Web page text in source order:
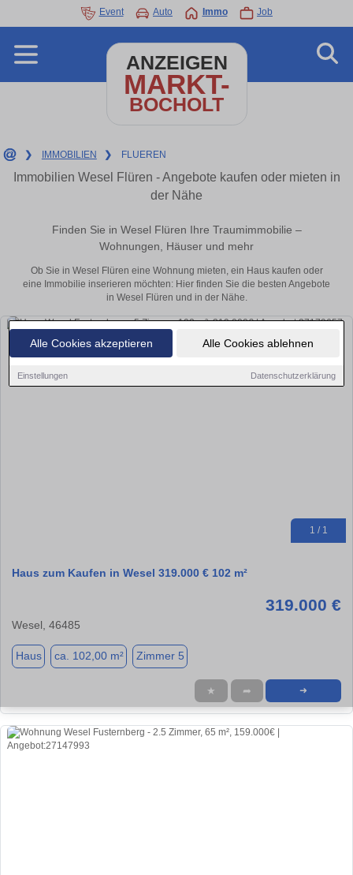
Alle Cookies akzeptieren Alle Cookies ablehnen
Einstellungen Datenschutzerklärung
Event Auto Immo Job
ANZEIGEN
MARKT-
BOCHOLT
❯ IMMOBILIEN ❯ FLUEREN
Immobilien Wesel Flüren - Angebote kaufen oder mieten in
der Nähe
Finden Sie in Wesel Flüren Ihre Traumimmobilie –
Wohnungen, Häuser und mehr
Ob Sie in Wesel Flüren eine Wohnung mieten, ein Haus kaufen oder
eine Immobilie inserieren möchten: Hier finden Sie die besten Angebote
in Wesel Flüren und in der Nähe.
1 / 1
Haus zum Kaufen in Wesel 319.000 € 102 m²
319.000 €
Wesel, 46485
Haus ca. 102,00 m² Zimmer 5
★ ➦ ➜